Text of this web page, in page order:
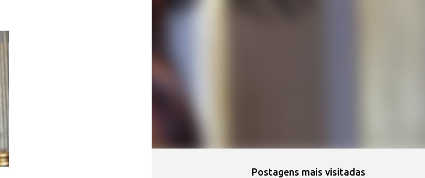
Postagens mais visitadas